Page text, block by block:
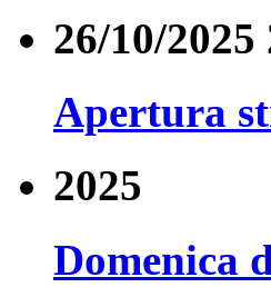
26/10/2025
Apertura
2025
Domenica